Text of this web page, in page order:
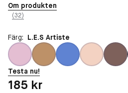
Om produkten
(32)
Färg: L.E.S Artiste
Testa nu!
Pris: 185 kr
185 kr